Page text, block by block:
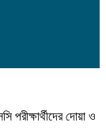
দোয়া ও